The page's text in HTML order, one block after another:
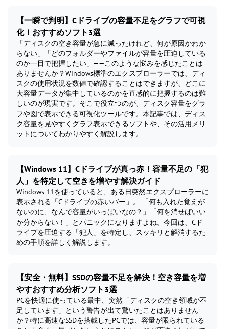
【一瞬で判明】Cドライブの容量不足をグラフで可視
化！おすすめソフト3選
「ディスクの空き容量が急に減ったけれど、何が原因かわか
らない」「どのフォルダーやファイルが容量を圧迫している
のか一目で把握したい」——このような悩みを感じたことは
ありませんか？Windows標準のエクスプローラーでは、ディ
スクの使用状況を数値で確認することはできますが、どこに
大容量データが集中しているのかを直感的に把握するのは難
しいのが現実です。そこで役立つのが、ディスク容量をグラ
フや図で表示できる可視化ツールです。本記事では、ディス
ク容量を見やすくグラフ表示できるソフトや、その活用メリ
ットについてわかりやすく解説します。
【Windows 11】Cドライブが真っ赤！容量不足の「犯
人」を特定して空きを増やす解決ガイド
Windows 11を使っていると、ある日突然エクスプローラーに
表示される「Cドライブの赤いバー」。 「何も入れた覚えが
ないのに、なんで容量がいっぱいなの？」「何を消せばいい
か分からない！」とパニックになりますよね。今回は、Cド
ライブを圧迫する「犯人」を特定し、スッキリと解消するた
めの手順を詳しく解説します。
【安全・無料】SSDの容量不足を解決！空き容量を増
やすおすすめ分析ソフト3選
PCを快適に使っている最中、突然「ディスクの空き領域が不
足しています」という警告が出て驚いたことはありません
か？特に高速なSSDを搭載したPCでは、容量が限られている